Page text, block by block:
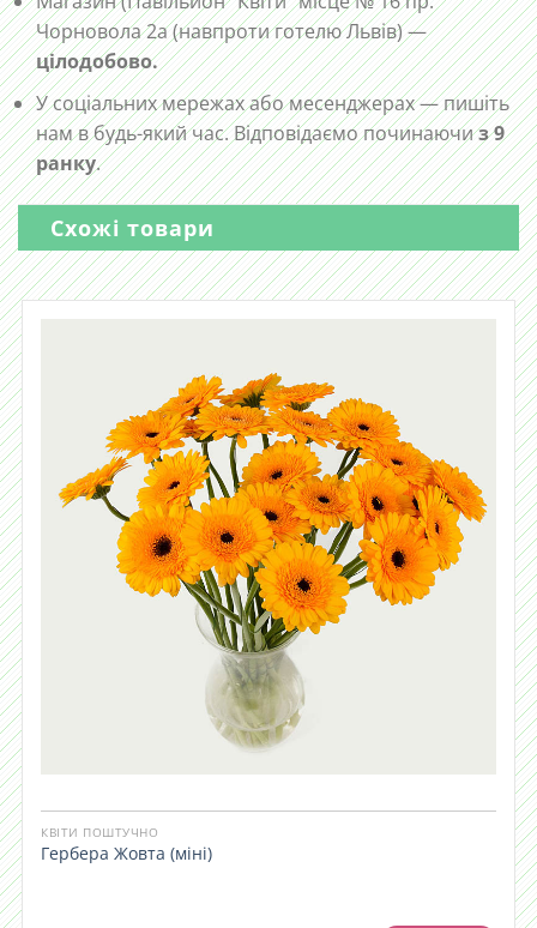
Чорновола 2а (навпроти готелю Львів) —
цілодобово.
У соціальних мережах або месенджерах — пишіть
нам в будь-який час. Відповідаємо починаючиз 9
ранку.
Схожі товари
КВІТИ ПОШТУЧНО
Гербера Жовта (міні)